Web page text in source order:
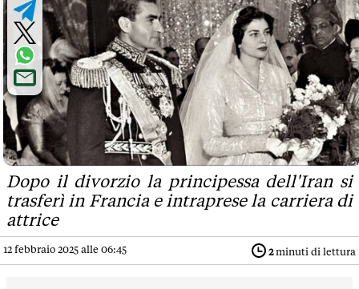
Dopo il divorzio la principessa dell'Iran si
trasferì in Francia e intraprese la carriera di
attrice
12 febbraio 2025 alle 06:45 2minuti di lettura